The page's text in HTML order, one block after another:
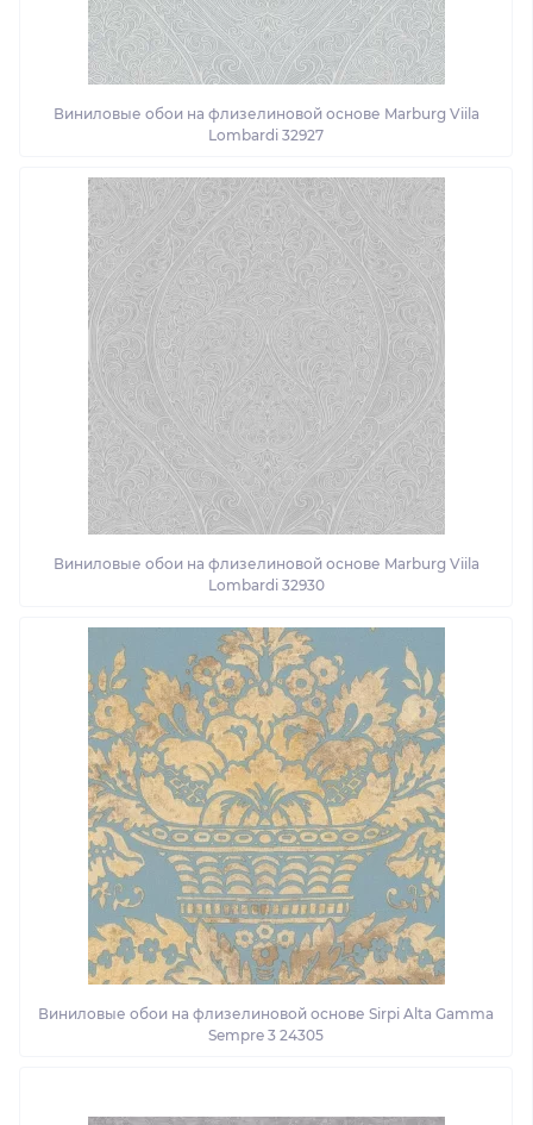
Виниловые обои на флизелиновой основе Marburg Viila
Lombardi 32927
Виниловые обои на флизелиновой основе Marburg Viila
Lombardi 32930
Виниловые обои на флизелиновой основе Sirpi Alta Gamma
Sempre 3 24305